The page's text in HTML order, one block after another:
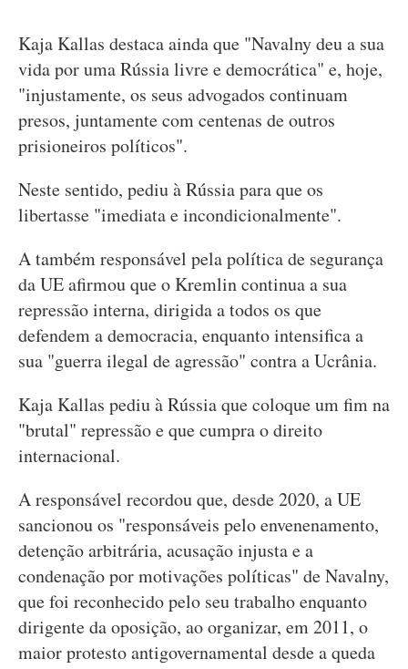
Kaja Kallas destaca ainda que "Navalny deu a sua
vida por uma Rússia livre e democrática" e, hoje,
"injustamente, os seus advogados continuam
presos, juntamente com centenas de outros
prisioneiros políticos".
Neste sentido, pediu à Rússia para que os
libertasse "imediata e incondicionalmente".
A também responsável pela política de segurança
da UE afirmou que o Kremlin continua a sua
repressão interna, dirigida a todos os que
defendem a democracia, enquanto intensifica a
sua "guerra ilegal de agressão" contra a Ucrânia.
Kaja Kallas pediu à Rússia que coloque um fim na
"brutal" repressão e que cumpra o direito
internacional.
A responsável recordou que, desde 2020, a UE
sancionou os "responsáveis pelo envenenamento,
detenção arbitrária, acusação injusta e a
condenação por motivações políticas" de Navalny,
que foi reconhecido pelo seu trabalho enquanto
dirigente da oposição, ao organizar, em 2011, o
maior protesto antigovernamental desde a queda